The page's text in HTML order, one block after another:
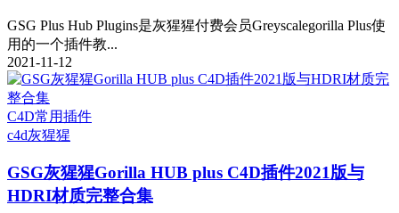
GSG Plus Hub Plugins是灰猩猩付费会员Greyscalegorilla Plus使
用的一个插件教...
2021-11-12
C4D常用插件
c4d灰猩猩
GSG灰猩猩Gorilla HUB plus C4D插件2021版与
HDRI材质完整合集